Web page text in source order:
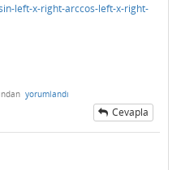
left-x-right-arccos-left-x-right-
yorumlandı
Cevapla